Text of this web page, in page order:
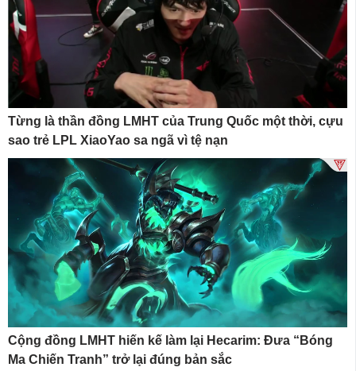
Từng là thần đồng LMHT của Trung Quốc một thời, cựu
sao trẻ LPL XiaoYao sa ngã vì tệ nạn
Cộng đồng LMHT hiến kế làm lại Hecarim: Đưa “Bóng
Ma Chiến Tranh” trở lại đúng bản sắc